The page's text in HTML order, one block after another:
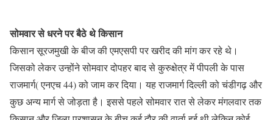
सोमवार से धरने पर बैठे थे किसान
किसान सूरजमुखी के बीज की एमएसपी पर खरीद की मांग कर रहे थे।
जिसको लेकर उन्होंने सोमवार दोपहर बाद से कुरुक्षेत्र में पीपली के पास
राजमार्ग( एनएच 44) को जाम कर दिया। यह राजमार्ग दिल्ली को चंडीगढ़ और
कुछ अन्य मार्ग से जोड़ता है। इससे पहले सोमवार रात से लेकर मंगलवार तक